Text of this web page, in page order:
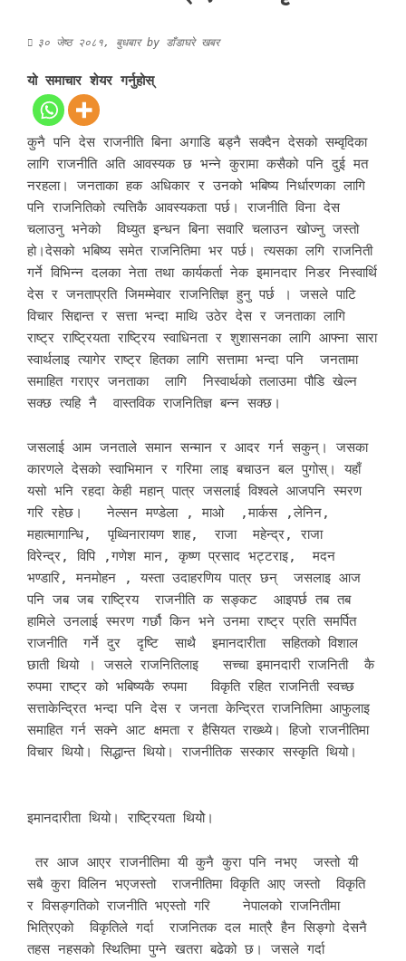
३० जेष्ठ २०८१, बुधबारby डाँडाघरे खबर
यो समाचार शेयर गर्नुहोस्
कुनै पनि देस राजनीति बिना अगाडि बड्नै सक्दैन देसको सम्वृदिका
लागि राजनीति अति आवस्यक छ भन्ने कुरामा कसैको पनि दुई मत
नरहला। जनताका हक अधिकार र उनको भबिष्य निर्धारणका लागि
पनि राजनितिको त्यत्तिकै आवस्यकता पर्छ। राजनीति विना देस
चलाउनु भनेको विध्युत इन्धन बिना सवारि चलाउन खोज्नु जस्तो
हो।देसको भबिष्य समेत राजनितिमा भर पर्छ। त्यसका लगि राजनिती
गर्ने विभिन्न दलका नेता तथा कार्यकर्ता नेक इमानदार निडर निस्वार्थि
देस र जनताप्रति जिमम्मेवार राजनितिज्ञ हुनु पर्छ । जसले पाटि
विचार सिद्दान्त र सत्ता भन्दा माथि उठेर देस र जनताका लागि
राष्ट्र राष्ट्रियता राष्ट्रिय स्वाधिनता र शुशासनका लागि आफ्ना सारा
स्वार्थलाइ त्यागेर राष्ट्र हितका लागि सत्तामा भन्दा पनि जनतामा
समाहित गराएर जनताका लागि निस्वार्थको तलाउमा पौडि खेल्न
सक्छ त्यहि नै वास्तविक राजनितिज्ञ बन्न सक्छ।
जसलाई आम जनताले समान सन्मान र आदर गर्न सकुन्। जसका
कारणले देसको स्वाभिमान र गरिमा लाइ बचाउन बल पुगोस्। यहाँ
यसो भनि रहदा केही महान् पात्र जसलाई विश्वले आजपनि स्मरण
गरि रहेछ। नेल्सन मण्डेला , माओ ,मार्कस ,लेनिन,
महात्मागान्धि, पृथ्विनारायण शाह, राजा महेन्द्र, राजा
विरेन्द्र, विपि ,गणेश मान, कृष्ण प्रसाद भट्टराइ, मदन
भण्डारि, मनमोहन , यस्ता उदाहरणिय पात्र छन् जसलाइ आज
पनि जब जब राष्ट्रिय राजनीति क सङ्कट आइपर्छ तब तब
हामिले उनलाई स्मरण गर्छौ किन भने उनमा राष्ट्र प्रति समर्पित
राजनीति गर्ने दुर दृष्टि साथै इमानदारीता सहितको विशाल
छाती थियो । जसले राजनितिलाइ सच्चा इमानदारी राजनिती कै
रुपमा राष्ट्र को भबिष्यकै रुपमा विकृति रहित राजनिती स्वच्छ
सत्ताकेन्द्रित भन्दा पनि देस र जनता केन्द्रित राजनितिमा आफुलाइ
समाहित गर्न सक्ने आट क्षमता र हैसियत राख्थ्ये। हिजो राजनीतिमा
विचार थियोे। सिद्धान्त थियो। राजनीतिक सस्कार सस्कृति थियो।
इमानदारीता थियो। राष्ट्रियता थियोे।
तर आज आएर राजनीतिमा यी कुनै कुरा पनि नभए जस्तो यी
सबै कुरा विलिन भएजस्तो राजनीतिमा विकृति आए जस्तो विकृति
र विसङ्गतिको राजनीति भएस्तो गरि नेपालको राजनितीमा
भित्रिएको विकृतिले गर्दा राजनितक दल मात्रै हैन सिङ्गो देसनै
तहस नहसको स्थितिमा पुग्ने खतरा बढेको छ। जसले गर्दा